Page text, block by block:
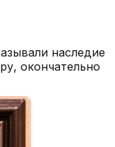
наследие
окончательно